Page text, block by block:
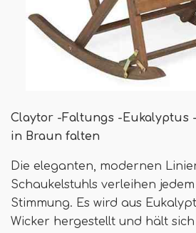
Claytor -Faltungs -Eukalyptus
in Braun falten
Die eleganten, modernen
Schaukelstuhls verleihen
Stimmung. Es wird aus
Wicker hergestellt und hält